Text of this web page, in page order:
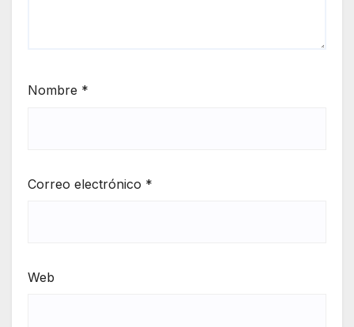
Nombre *
Correo electrónico *
Web